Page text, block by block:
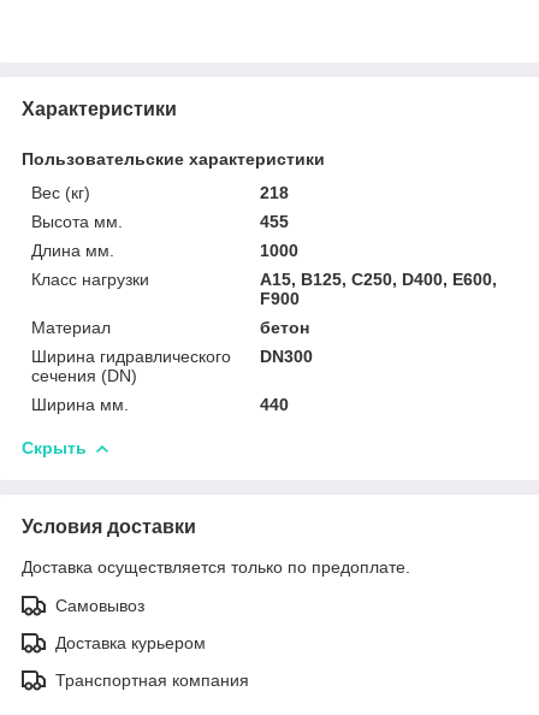
Характеристики
Пользовательские характеристики
Вес (кг)
218
Высота мм.
455
Длина мм.
1000
Класс нагрузки
A15, B125, C250, D400, E600,
F900
Материал
бетон
Ширина гидравлического
сечения (DN)
DN300
Ширина мм. 440
Скрыть
Условия доставки
Доставка осуществляется только по предоплате.
Самовывоз
Доставка курьером
Транспортная компания